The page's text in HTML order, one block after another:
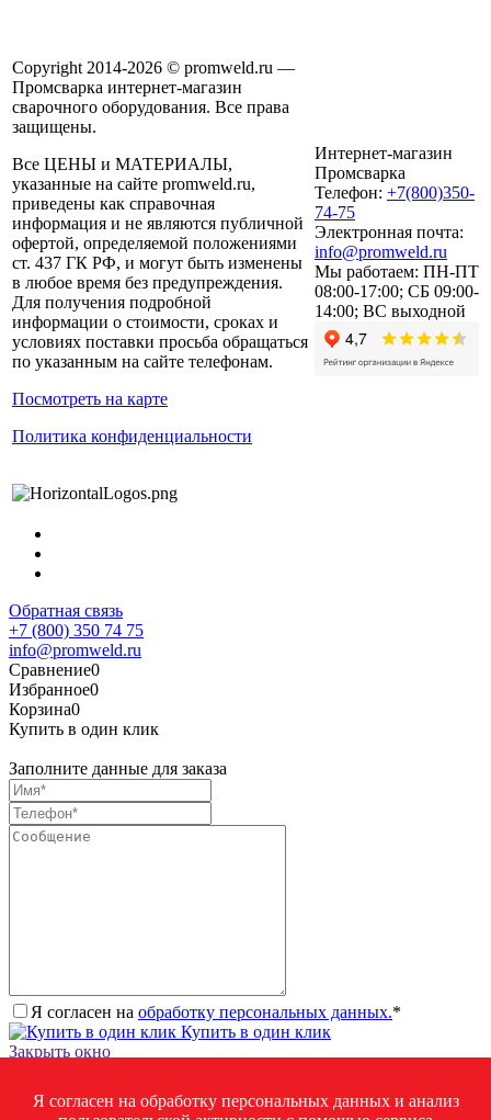
Copyright 2014-2026 © promweld.ru —
Промсварка интернет-магазин
сварочного оборудования. Все права
защищены.
Все ЦЕНЫ и МАТЕРИАЛЫ,
указанные на сайте promweld.ru,
приведены как справочная
информация и не являются публичной
офертой, определяемой положениями
ст. 437 ГК РФ, и могут быть изменены
в любое время без предупреждения.
Для получения подробной
информации о стоимости, сроках и
условиях поставки просьба обращаться
по указанным на сайте телефонам.
Посмотреть на карте
Политика конфиденциальности
Интернет-магазин
Промсварка
Телефон: +7(800)350-
74-75
Электронная почта:
info@promweld.ru
Мы работаем: ПН-ПТ
08:00-17:00; СБ 09:00-
14:00; ВС выходной
Обратная связь
+7 (800) 350 74 75
info@promweld.ru
Сравнение0
Избранное0
Корзина0
Купить в один клик
Заполните данные для заказа
Я согласен на обработку персональных данных.*
Купить в один клик
Закрыть окно
Загрузка товара
Я согласен на обработку персональных данных и анализ